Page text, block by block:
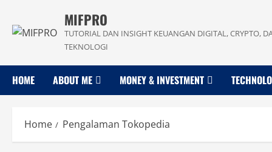
content
MIFPRO
TUTORIAL DAN INSIGHT KEUANGAN DIGITAL, CRYPTO,
TEKNOLOGI
HOME ABOUT ME MONEY & INVESTMENT
Home Pengalaman Tokopedia